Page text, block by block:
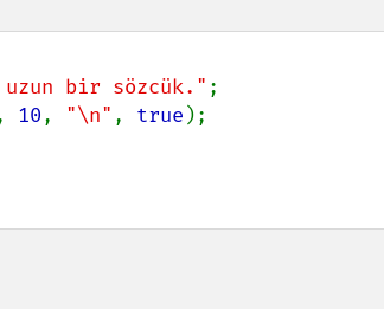
uzun bir sözcük."
10, "\n" , true );